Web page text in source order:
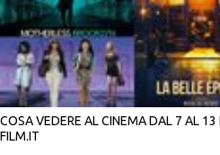
COSA VEDERE AL CINEMA DAL 7 AL 13
FILM.IT